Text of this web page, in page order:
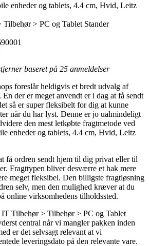
enheder og tablets, 4.4 cm, Hvid, Leitz
> PC og Tablet Stander
baseret på 25 anmeldelser
foreslår heldigvis et bredt udvalg af
der er meget anvendt er i dag at få sendt
så er super fleksibelt for dig at kunne
når du har lyst. Denne er jo ualmindeligt
den mest letkøbte fragtmetode ved
enheder og tablets, 4.4 cm, Hvid, Leitz
få ordren sendt hjem til dig privat eller til
Fragttypen bliver desværre et hak mere
meget fleksibel. Den billigste fragtløsning
selv, men den mulighed kræver at du
online virksomhedens tilholdssted.
Tilbehør > Tilbehør > PC og Tablet
central når vi mangler pakken inden
er det selvsagt relevant at vi
leveringsdato på den relevante vare.